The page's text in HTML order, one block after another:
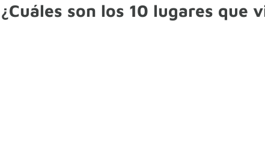
¿Cuáles son los 10 lugares que